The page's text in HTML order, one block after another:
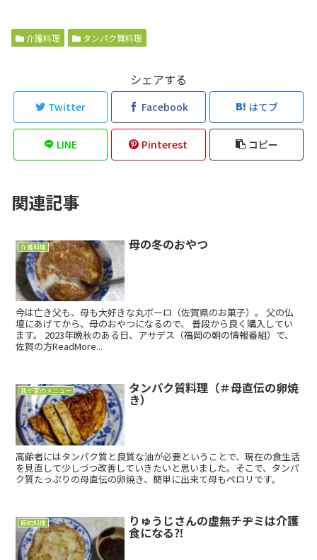
介護料理 タンパク質料理
シェアする
Twitter Facebook はてブ
LINE Pinterest コピー
関連記事
介護料理 母の冬のおやつ
今は亡き父も、母も大好きな丸ボーロ（佐賀県のお菓子）。 父の仏
壇にあげてから、母のおやつになるので、 普段から良く購入してい
ます。 2023年晩秋のある日、アサデス（福岡の朝の情報番組）で、
佐賀の方ReadMore...
我が家のメニュー タンパク質料理（＃母直伝の卵焼
き）
高齢者にはタンパク質と良質な油が必要ということで、現在の食生活
を見直して少しづつ改善していきたいと思いました。そこで、タンパ
ク質たっぷりの母直伝の卵焼き、簡単に出来て母もペロリです。
節約料理 りゅうじさんの虚無チヂミは介護
食になる⁈